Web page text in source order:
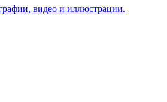
видео и иллюстрации.